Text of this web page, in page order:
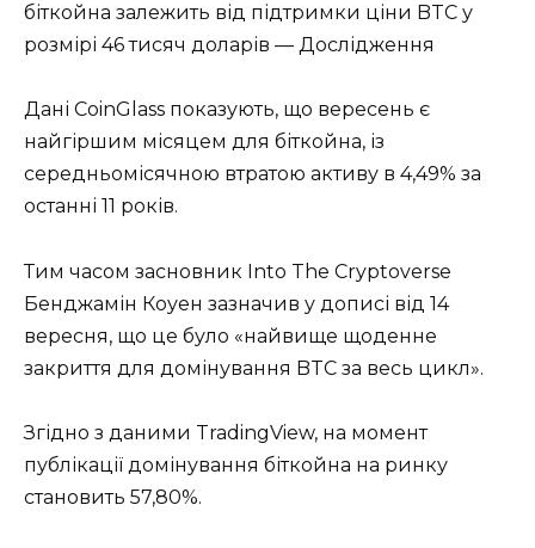
біткойна залежить від підтримки ціни BTC у
розмірі 46 тисяч доларів — Дослідження
Дані CoinGlass показують, що вересень є
найгіршим місяцем для біткойна, із
середньомісячною втратою активу в 4,49% за
останні 11 років.
Тим часом засновник Into The Cryptoverse
Бенджамін Коуен зазначив у дописі від 14
вересня, що це було «найвище щоденне
закриття для домінування BTC за весь цикл».
Згідно з даними TradingView, на момент
публікації домінування біткойна на ринку
становить 57,80%.